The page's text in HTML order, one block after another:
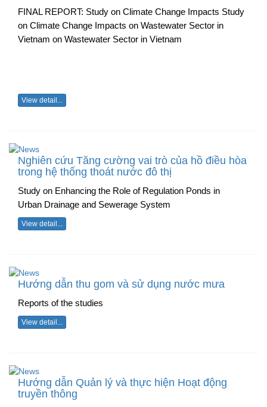
FINAL REPORT: Study on Climate Change Impacts Study
on Climate Change Impacts on Wastewater Sector in
Vietnam on Wastewater Sector in Vietnam
View detail...
Nghiên cứu Tăng cường vai trò của hồ điều hòa
trong hệ thống thoát nước đô thị
Study on Enhancing the Role of Regulation Ponds in
Urban Drainage and Sewerage System
View detail...
Hướng dẫn thu gom và sử dụng nước mưa
Reports of the studies
View detail...
Hướng dẫn Quản lý và thực hiện Hoạt động
truyền thông